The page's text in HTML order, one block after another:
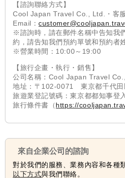
【諮詢聯絡方式】
Cool Japan Travel Co., Ltd.・客
Email：
※諮詢時，請在郵件名稱中告知我
約，請告知我們預約單號和預約者
※營業時間：10:00～19:00
【旅行企畫・執行・銷售】
公司名稱：Cool Japan Travel
地址：〒102-0071 東京都千代
旅遊業登記號碼：東京都都知事登
旅行條件書（https://
來自企業公司的諮詢
對於我們的服務、業務內容和各種
以下方式與我們聯絡。